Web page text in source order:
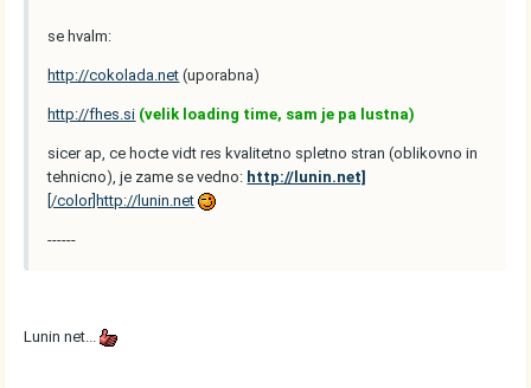
se hvalm:
http://cokolada.net (uporabna)
http://fhes.si (velik loading time, sam je pa lustna)
sicer ap, ce hocte vidt res kvalitetno spletno stran (oblikovno in
tehnicno), je zame se vedno: http://lunin.net]
[/color]http://lunin.net
------
Lunin net...